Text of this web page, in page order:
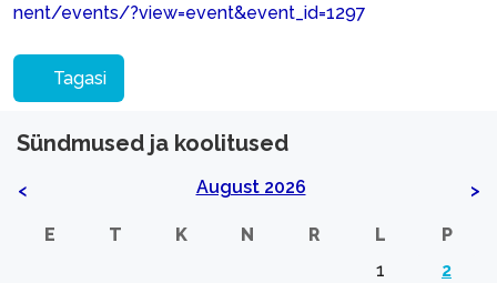
nent/events/?view=event&event_id=1297
Tagasi
Sündmused ja koolitused
< August 2026 >
E T K N R L
P
1
2